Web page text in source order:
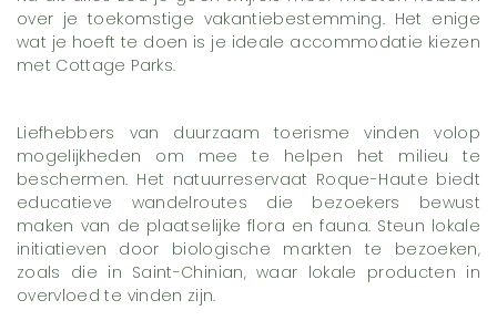
over je toekomstige vakantiebestemming. Het enige
wat je hoeft te doen is je ideale accommodatie kiezen
met Cottage Parks.
Liefhebbers van duurzaam toerisme vinden volop
mogelijkheden om mee te helpen het milieu te
beschermen. Het natuurreservaat Roque-Haute biedt
educatieve wandelroutes die bezoekers bewust
maken van de plaatselijke flora en fauna. Steun lokale
initiatieven door biologische markten te bezoeken,
zoals die in Saint-Chinian, waar lokale producten in
overvloed te vinden zijn.